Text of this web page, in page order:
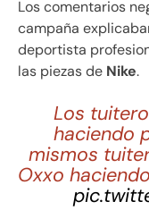
Los comentarios
campaña
deportista
las piezas de Nike.
Los
haciendo
mismos
Oxxo